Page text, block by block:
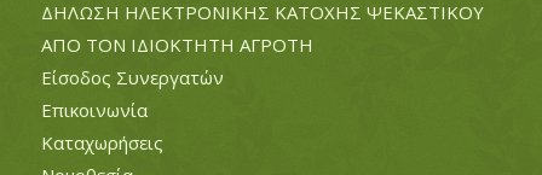
ΔΗΛΩΣΗ ΗΛΕΚΤΡΟΝΙΚΗΣ ΚΑΤΟΧΗΣ ΨΕΚΑΣΤΙΚΟΥ
ΑΠΟ ΤΟΝ ΙΔΙΟΚΤΗΤΗ ΑΓΡΟΤΗ
Είσοδος Συνεργατών
Επικοινωνία
Καταχωρήσεις